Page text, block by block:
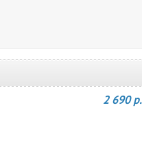
2 690 р.